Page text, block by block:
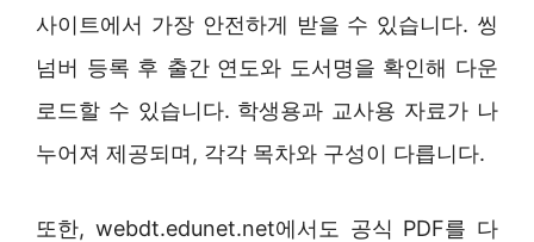
사이트에서 가장 안전하게 받을 수 있습니다. 씽
넘버 등록 후 출간 연도와 도서명을 확인해 다운
로드할 수 있습니다. 학생용과 교사용 자료가 나
누어져 제공되며, 각각 목차와 구성이 다릅니다.
또한, webdt.edunet.net에서도 공식 PDF를 다